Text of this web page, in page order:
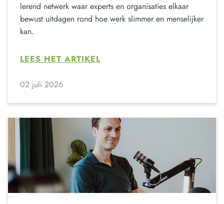
lerend netwerk waar experts en organisaties elkaar
bewust uitdagen rond hoe werk slimmer en menselijker
kan.
LEES HET ARTIKEL
02 juli 2026